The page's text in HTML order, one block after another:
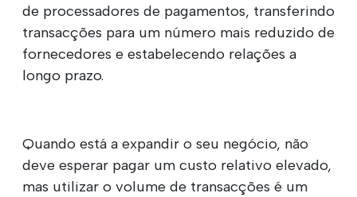
de processadores de pagamentos, transferindo
transacções para um número mais reduzido de
fornecedores e estabelecendo relações a
longo prazo.
Quando está a expandir o seu negócio, não
deve esperar pagar um custo relativo elevado,
mas utilizar o volume de transacções é um